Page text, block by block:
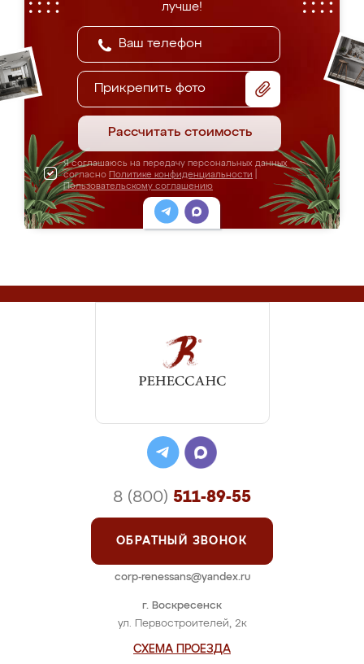
лучше!
Прикрепить фото
Рассчитать стоимость
Я соглашаюсь на передачу персональных данных
согласно Политике конфиденциальности
Пользовательскому соглашению
г. Воскресенск
ул. Первостроителей, 2к
СХЕМА ПРОЕЗДА
8 (800) 511-89-55
ОБРАТНЫЙ ЗВОНОК
corp-renessans@yandex.ru